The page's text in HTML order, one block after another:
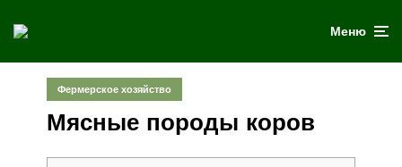
Меню
Фермерское хозяйство
Мясные породы коров